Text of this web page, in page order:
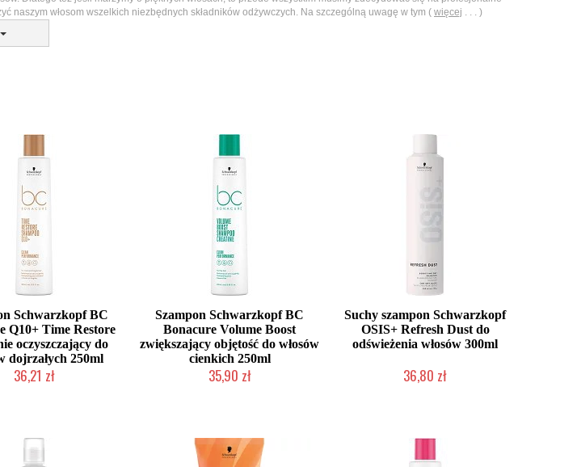
naszym włosom wszelkich niezbędnych składników odżywczych. Na szczególną uwagę w tym ( więcej . . . )
Schwarzkopf BC
Q10+ Time Restore
oczyszczający do
dojrzałych 250ml
36,21 zł
Szampon Schwarzkopf BC
Bonacure Volume Boost
zwiększający objętość do włosów
cienkich 250ml
35,90 zł
Suchy szampon Schwarzkopf
OSIS+ Refresh Dust do
odświeżenia włosów 300ml
36,80 zł